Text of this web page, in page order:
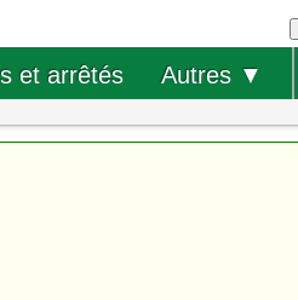
et arrêtés Autres ▼